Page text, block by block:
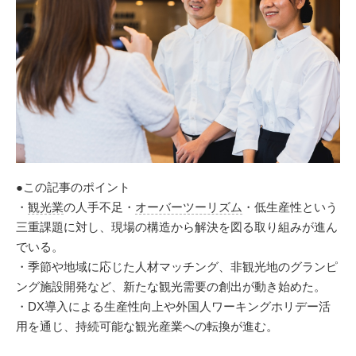
●この記事のポイント
・ 観光業の人手不足・ オーバーツーリズム ・低生産性という
三重課題に対し、現場の構造から解決を図る取り組みが進ん
でいる。
・季節や地域に応じた人材マッチング、非観光地のグランピ
ング施設開発など、新たな観光需要の創出が動き始めた。
・DX導入による生産性向上や外国人ワーキングホリデー活
用を通じ、持続可能な観光産業への転換が進む。